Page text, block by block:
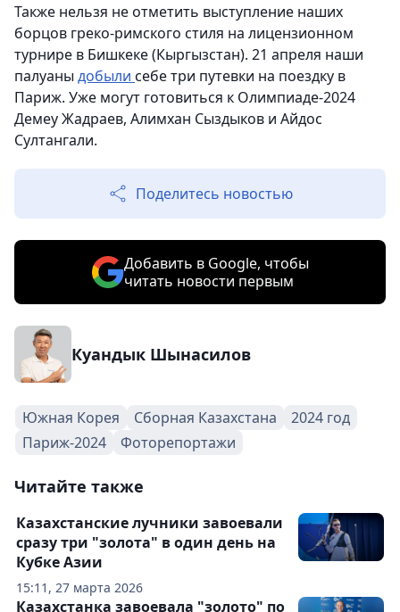
Также нельзя не отметить выступление наших
борцов греко-римского стиля на лицензионном
турнире в Бишкеке (Кыргызстан). 21 апреля наши
палуаны добыли себе три путевки на поездку в
Париж. Уже могут готовиться к Олимпиаде-2024
Демеу Жадраев, Алимхан Сыздыков и Айдос
Султангали.
Поделитесь новостью
Добавить в Google, чтобы
читать новости первым
Куандык Шынасилов
Южная Корея Сборная Казахстана
2024 год
Париж-2024
Фоторепортажи
Читайте также
15:11, 27 марта 2026
Казахстанские лучники завоевали
сразу три "золота" в один день на
Кубке Азии
Казахстанка завоевала "золото" по